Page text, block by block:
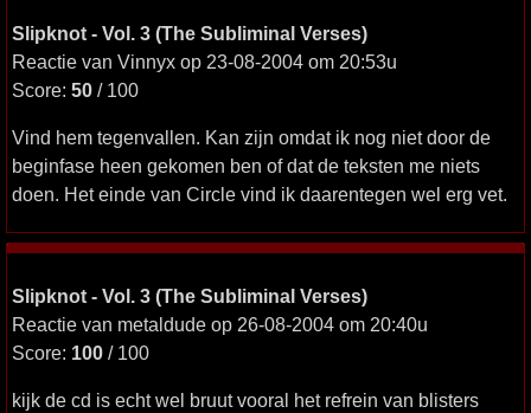
Slipknot - Vol. 3 (The Subliminal Verses)
Reactie van Vinnyx op 23-08-2004 om 20:53u
Score: 50 / 100
Vind hem tegenvallen. Kan zijn omdat ik nog niet door de
beginfase heen gekomen ben of dat de teksten me niets
doen. Het einde van Circle vind ik daarentegen wel erg vet.
Slipknot - Vol. 3 (The Subliminal Verses)
Reactie van metaldude op 26-08-2004 om 20:40u
Score: 100 / 100
kijk de cd is echt wel bruut vooral het refrein van blisters